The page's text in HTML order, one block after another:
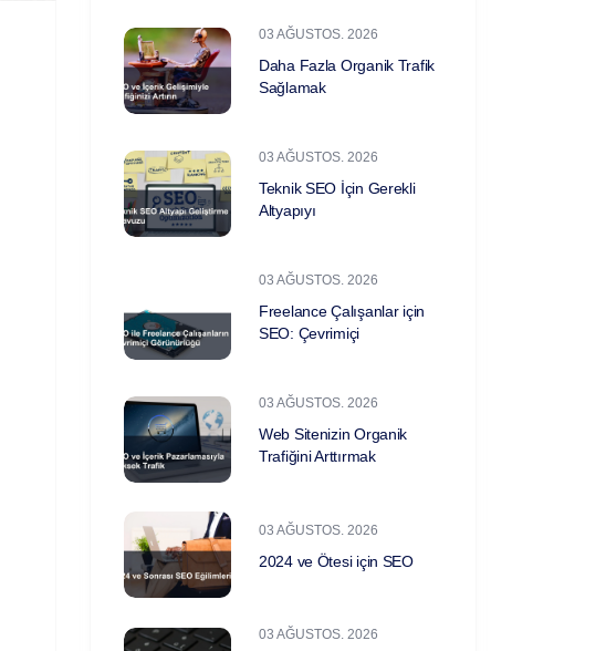
03 AĞUSTOS. 2026
Daha Fazla Organik Trafik
Sağlamak
03 AĞUSTOS. 2026
Teknik SEO İçin Gerekli
Altyapıyı
03 AĞUSTOS. 2026
Freelance Çalışanlar için
SEO: Çevrimiçi
03 AĞUSTOS. 2026
Web Sitenizin Organik
Trafiğini Arttırmak
03 AĞUSTOS. 2026
2024 ve Ötesi için SEO
03 AĞUSTOS. 2026